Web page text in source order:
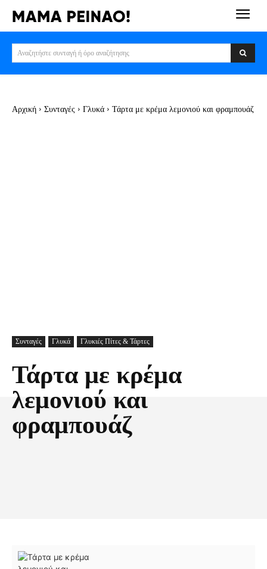
Αναζητήστε συνταγή ή όρο αναζήτησης
Αρχική Συνταγές Γλυκά Τάρτα με κρέμα λεμονιού και φραμπουάζ
Συνταγές Γλυκά Γλυκιές Πίτες & Τάρτες
Τάρτα με κρέμα
λεμονιού και
φραμπουάζ